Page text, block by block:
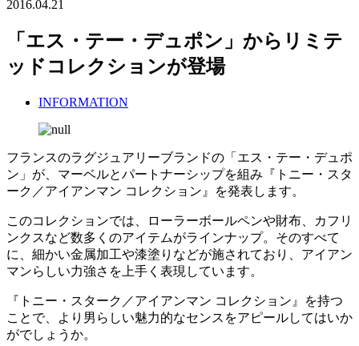
2016.04.21
「エス・テー・デュポン」からリミテ
ッドコレクションが登場
INFORMATION
フランスのラグジュアリーブランドの「エス・テー・デュポ
ン」が、マーベルとパートナーシップを組み『トニー・スタ
ーク／アイアンマン コレクション』を発表します。
このコレクションでは、ローラーボールペンや財布、カフリ
ンクスなど数多くのアイテムがラインナップ。そのすべて
に、細かい金属加工や漆塗りなどが施されており、アイアン
マンらしい力強さを上手く表現しています。
『トニー・スターク／アイアンマン コレクション』を持つ
ことで、より男らしい魅力的なセンスをアピールしてはいか
がでしょうか。